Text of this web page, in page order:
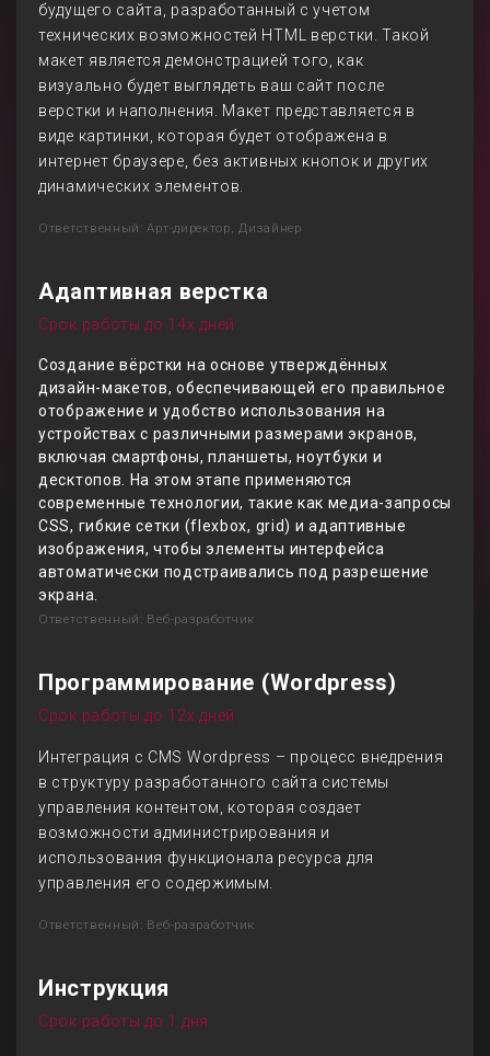
будущего сайта, разработанный с учетом
технических возможностей HTML верстки. Такой
макет является демонстрацией того, как
визуально будет выглядеть ваш сайт после
верстки и наполнения. Макет представляется в
виде картинки, которая будет отображена в
интернет браузере, без активных кнопок и других
динамических элементов.
Ответственный: Арт-директор, Дизайнер
Адаптивная верстка
Срок работы до 14х дней
Создание вёрстки на основе утверждённых
дизайн-макетов, обеспечивающей его правильное
отображение и удобство использования на
устройствах с различными размерами экранов,
включая смартфоны, планшеты, ноутбуки и
десктопов. На этом этапе применяются
современные технологии, такие как медиа-запросы
CSS, гибкие сетки (flexbox, grid) и адаптивные
изображения, чтобы элементы интерфейса
автоматически подстраивались под разрешение
экрана.
Ответственный: Веб-разработчик
Программирование (Wordpress)
Срок работы до 12х дней
Интеграция с CMS Wordpress – процесс внедрения
в структуру разработанного сайта системы
управления контентом, которая создает
возможности администрирования и
использования функционала ресурса для
управления его содержимым.
Ответственный: Веб-разработчик
Инструкция
Срок работы до 1 дня